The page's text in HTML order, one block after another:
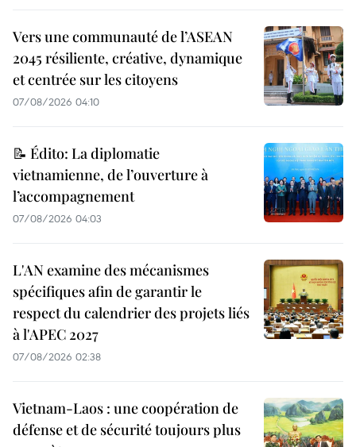
Vers une communauté de l’ASEAN
2045 résiliente, créative, dynamique
et centrée sur les citoyens
07/08/2026 04:10
📝 Édito: La diplomatie
vietnamienne, de l’ouverture à
l’accompagnement
07/08/2026 04:03
L'AN examine des mécanismes
spécifiques afin de garantir le
respect du calendrier des projets liés
à l'APEC 2027
07/08/2026 02:38
Vietnam-Laos : une coopération de
défense et de sécurité toujours plus